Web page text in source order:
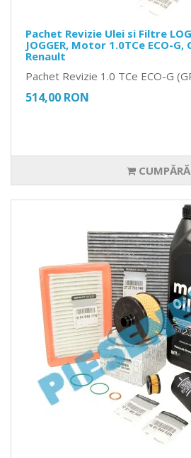
Pachet Revizie Ulei si Filtre
JOGGER, Motor 1.0TCe ECO-G,
Renault
Pachet Revizie 1.0 TCe ECO-G
514,00 RON
CUMPĂRĂ